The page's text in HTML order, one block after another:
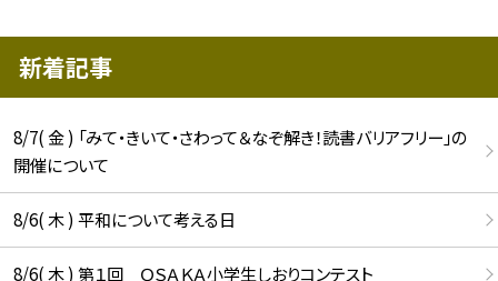
新着記事
8/7( 金 ) 「みて・きいて・さわって＆なぞ解き！読書バリアフリー」の
開催について
8/6( 木 ) 平和について考える日
8/6( 木 ) 第１回 ＯＳＡＫＡ小学生しおりコンテスト